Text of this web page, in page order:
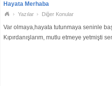
Hayata Merhaba
Yazılar Diğer Konular
Var olmaya,hayata tutunmaya seninle
Kıpırdanışlarım, mutlu etmeye yetmişti
kadar sevinebilirdi ki. Hayatın boyunca